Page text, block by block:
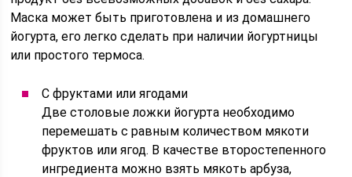
Маска может быть приготовлена и из домашнего
йогурта, его легко сделать при наличии йогуртницы
или простого термоса.
С фруктами или ягодами
Две столовые ложки йогурта необходимо
перемешать с равным количеством мякоти
фруктов или ягод. В качестве второстепенного
ингредиента можно взять мякоть арбуза,